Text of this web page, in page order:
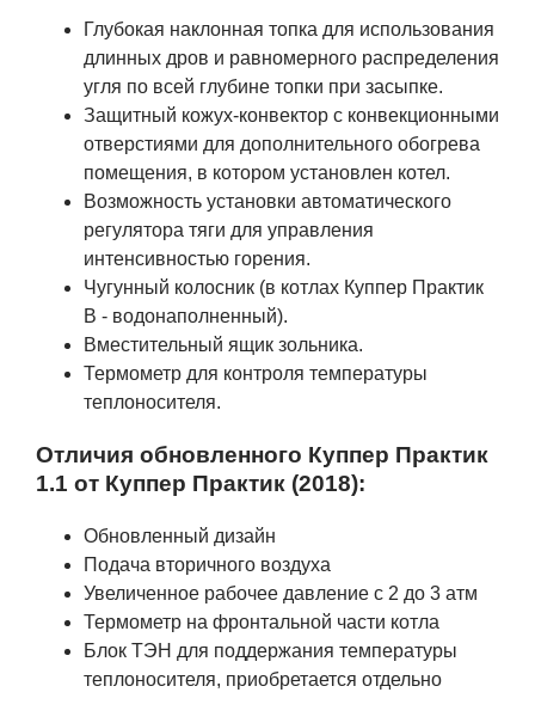
Глубокая наклонная топка для использования
длинных дров и равномерного распределения
угля по всей глубине топки при засыпке.
Защитный кожух-конвектор с конвекционными
отверстиями для дополнительного обогрева
помещения, в котором установлен котел.
Возможность установки автоматического
регулятора тяги для управления
интенсивностью горения.
Чугунный колосник (в котлах Куппер Практик
В - водонаполненный).
Вместительный ящик зольника.
Термометр для контроля температуры
теплоносителя.
Отличия обновленного Куппер Практик
1.1 от Куппер Практик (2018):
Обновленный дизайн
Подача вторичного воздуха
Увеличенное рабочее давление с 2 до 3 атм
Термометр на фронтальной части котла
Блок ТЭН для поддержания температуры
теплоносителя, приобретается отдельно